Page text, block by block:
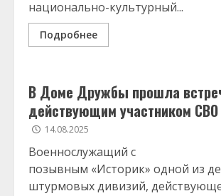
национально-культурный...
Подробнее
В Доме Дружбы прошла
действующим участником СВО
14.08.2025
Военнослужащий с
позывным «Историк» одной из
штурмовых дивизий,